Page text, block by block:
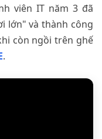
viên IT năm 3 đã
lớn" và thành công
còn ngồi trên ghế
.